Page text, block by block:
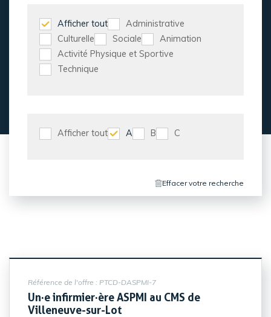
Afficher tout
Administrative
Culturelle
Sociale
Animation
Activité Physique et Sportive
Technique
Afficher tout A B C
Effacer votre recherche
Référence de l'offre : PTCD-DASPMI-7
Un·e infirmier·ère ASPMI au CMS de
Villeneuve-sur-Lot